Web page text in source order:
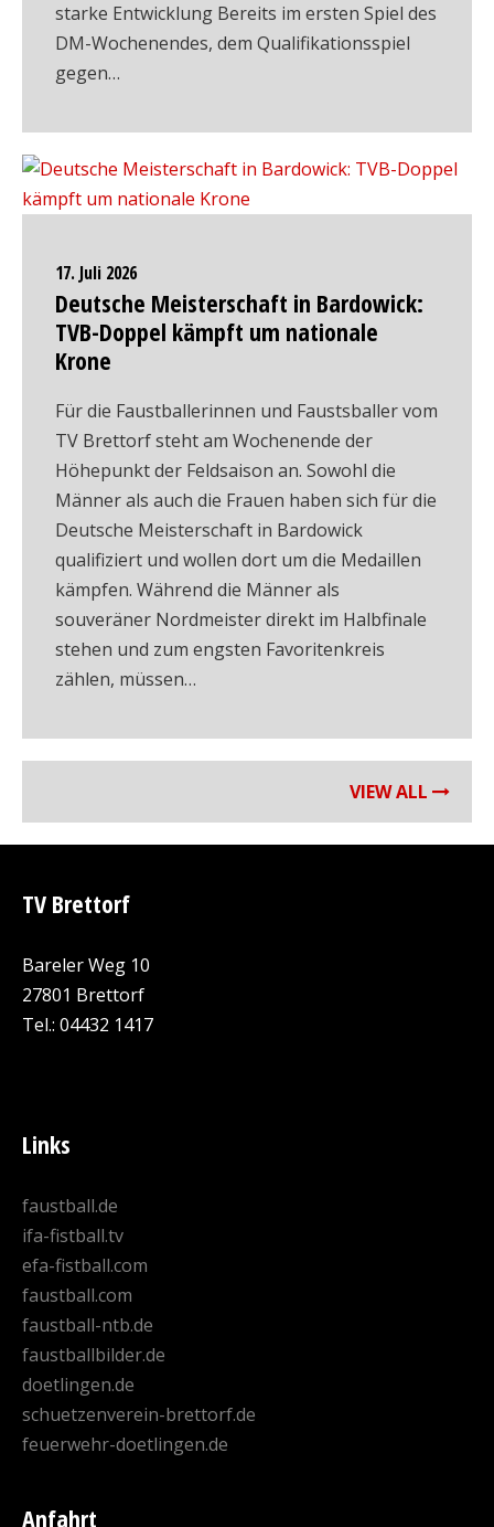
starke Entwicklung Bereits im ersten Spiel des
DM-Wochenendes, dem Qualifikationsspiel
gegen…
17. Juli 2026
Deutsche Meisterschaft in Bardowick:
TVB-Doppel kämpft um nationale
Krone
Für die Faustballerinnen und Faustsballer vom
TV Brettorf steht am Wochenende der
Höhepunkt der Feldsaison an. Sowohl die
Männer als auch die Frauen haben sich für die
Deutsche Meisterschaft in Bardowick
qualifiziert und wollen dort um die Medaillen
kämpfen. Während die Männer als
souveräner Nordmeister direkt im Halbfinale
stehen und zum engsten Favoritenkreis
zählen, müssen…
VIEW ALL
TV Brettorf
Bareler Weg 10
27801 Brettorf
Tel.: 04432 1417
Links
faustball.de
ifa-fistball.tv
efa-fistball.com
faustball.com
faustball-ntb.de
faustballbilder.de
doetlingen.de
schuetzenverein-brettorf.de
feuerwehr-doetlingen.de
Anfahrt